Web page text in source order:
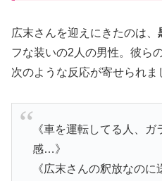
広末さんを迎えにきたのは、
フな装いの2人の男性。彼ら
次のような反応が寄せられま
《車を運転してる人、
感…》
《広末さんの釈放なの